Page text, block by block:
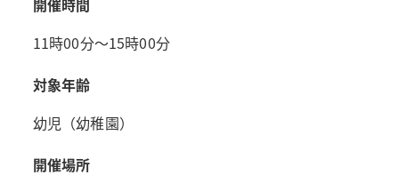
開催時間
11時00分～15時00分
対象年齢
幼児（幼稚園）
開催場所